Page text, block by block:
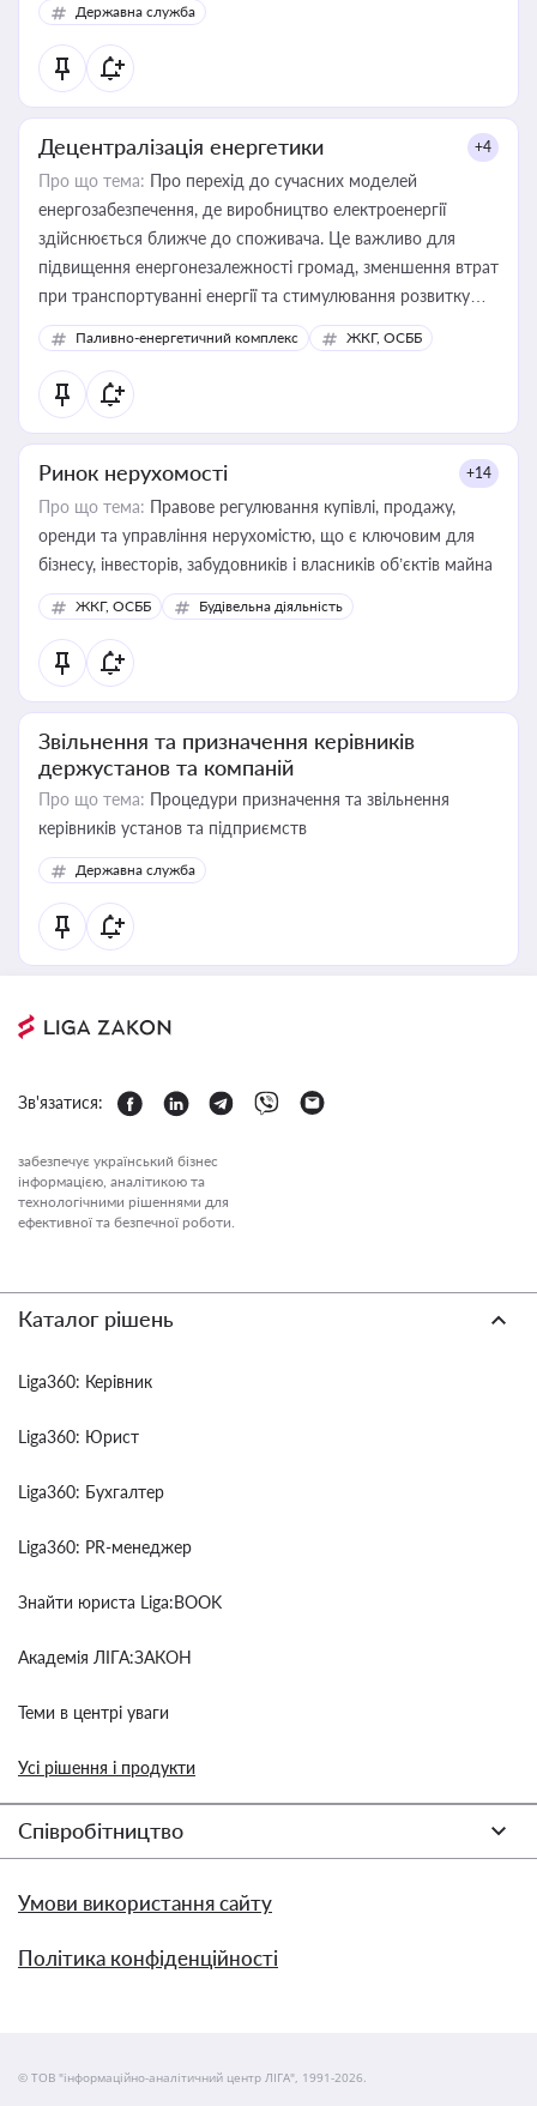
Державна служба
Децентралізація енергетики +4
Про що тема: Про перехід до сучасних моделей
енергозабезпечення, де виробництво електроенергії
здійснюється ближче до споживача. Це важливо для
підвищення енергонезалежності громад, зменшення втрат
при транспортуванні енергії та стимулювання розвитку
відновлюваних джерел
Паливно-енергетичний комплекс ЖКГ, ОСББ
Ринок нерухомості +14
Про що тема: Правове регулювання купівлі, продажу,
оренди та управління нерухомістю, що є ключовим для
бізнесу, інвесторів, забудовників і власників об’єктів майна
ЖКГ, ОСББ Будівельна діяльність
Звільнення та призначення керівників
держустанов та компаній
Про що тема: Процедури призначення та звільнення
керівників установ та підприємств
Державна служба
Зв'язатися:
забезпечує український бізнес
інформацією, аналітикою та
технологічними рішеннями для
ефективної та безпечної роботи.
Каталог рішень
Liga360: Керівник
Liga360: Юрист
Liga360: Бухгалтер
Liga360: PR-менеджер
Знайти юриста Liga:BOOK
Академія ЛІГА:ЗАКОН
Теми в центрі уваги
Усі рішення і продукти
Співробітництво
Умови використання сайту
Політика конфіденційності
© ТОВ "інформаційно-аналітичний центр ЛІГА", 1991-2026.